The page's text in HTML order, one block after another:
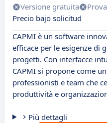
Versione gratuita
Precio bajo solicitud
CAPMI è un software
efficace per le esigenze di
progetti. Con interfacce
CAPMI si propone come
professionisti e team che
produttività e
Più dettagli